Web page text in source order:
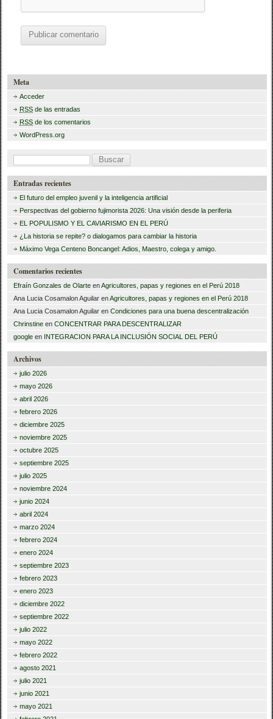
Meta
Acceder
RSS de las entradas
RSS de los comentarios
WordPress.org
B
u
s
c
a
r
Entradas recientes
El futuro del empleo juvenil y la inteligencia artificial
Perspectivas del gobierno fujimorista 2026: Una visión desde la periferia
EL POPULISMO Y EL CAVIARISMO EN EL PERÚ
¿La historia se repite? o dialogamos para cambiar la historia
Máximo Vega Centeno Boncangel: Adios, Maestro, colega y amigo.
Comentarios recientes
Efraín Gonzales de Olarte enAgricultores, papas y regiones en el Perú 2018
Ana Lucia Cosamalon Aguilar enAgricultores, papas y regiones en el Perú 2018
Ana Lucia Cosamalon Aguilar enCondiciones para una buena descentralización
Chrinstine enCONCENTRAR PARA DESCENTRALIZAR
google en INTEGRACION PARA LA INCLUSIÓN SOCIAL DEL PERÚ
Archivos
julio 2026
mayo 2026
abril 2026
febrero 2026
diciembre 2025
noviembre 2025
octubre 2025
septiembre 2025
julio 2025
noviembre 2024
junio 2024
abril 2024
marzo 2024
febrero 2024
enero 2024
septiembre 2023
febrero 2023
enero 2023
diciembre 2022
septiembre 2022
julio 2022
mayo 2022
febrero 2022
agosto 2021
julio 2021
junio 2021
mayo 2021